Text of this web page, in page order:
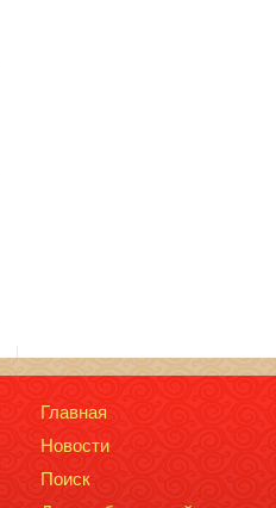
Главная
Новости
Поиск